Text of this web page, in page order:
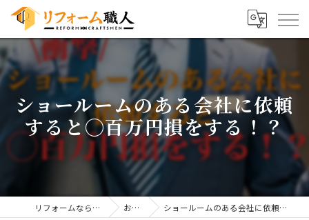
ショールームのある会社に依頼
すると◯百万円損をする！？
リフォームならリフォーム職人 お知らせ ショールームのある会社に依頼すると◯百万円損をする！？